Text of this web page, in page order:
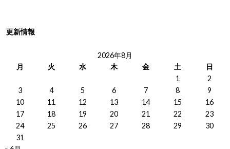
更新情報
2026年8月
月
火 水 木 金 土
日
1
2
3
4 5 6 7 8
9
10
11 12 13 14 15
16
17
18 19 20 21 22
23
24
25 26 27 28 29
30
31